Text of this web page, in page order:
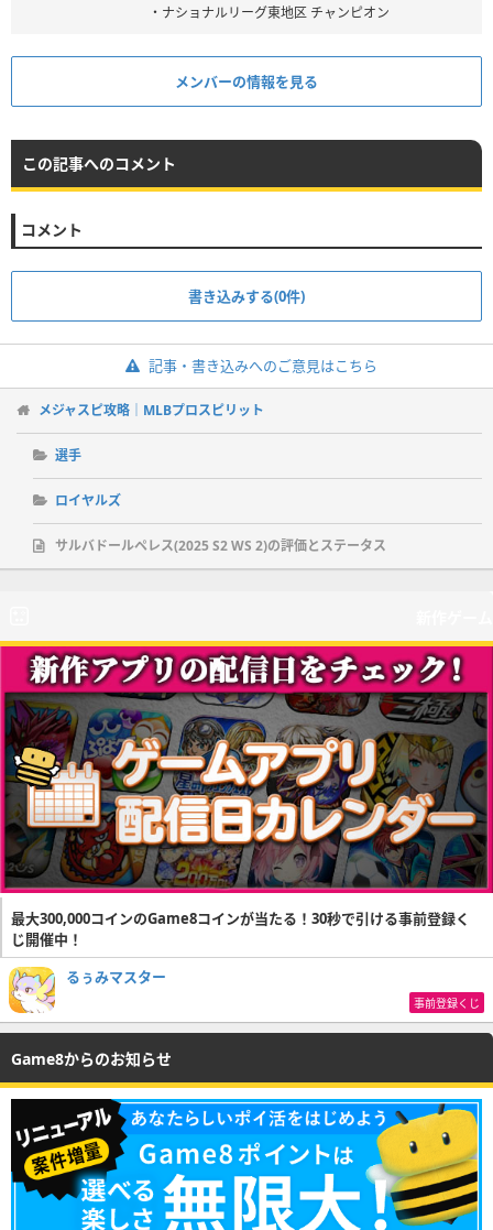
・ナショナルリーグ東地区 チャンピオン
メンバーの情報を見る
この記事へのコメント
コメント
書き込みする(0件)
記事・書き込みへのご意見はこちら
メジャスピ攻略｜MLBプロスピリット
選手
ロイヤルズ
サルバドールペレス(2025 S2 WS 2)の評価とステータス
最大300,000コインのGame8コインが当たる！30秒で引ける事前登録く
じ開催中！
るぅみマスター
事前登録くじ
Game8からのお知らせ